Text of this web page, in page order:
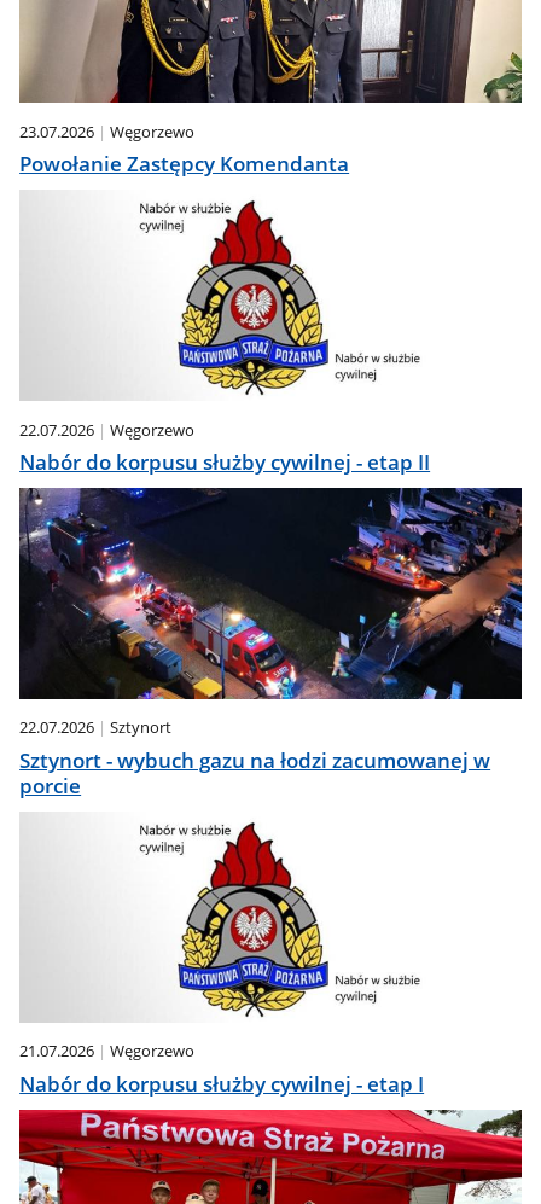
23.07.2026 Węgorzewo
Powołanie Zastępcy Komendanta
22.07.2026 Węgorzewo
Nabór do korpusu służby cywilnej - etap II
22.07.2026 Sztynort
Sztynort - wybuch gazu na łodzi zacumowanej w
porcie
21.07.2026 Węgorzewo
Nabór do korpusu służby cywilnej - etap I